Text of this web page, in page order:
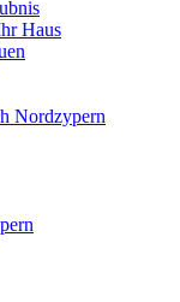
Haus
Nordzypern